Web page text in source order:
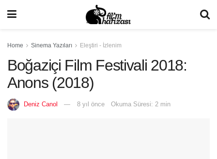
Home Sinema Yazıları Eleştiri - İzlenim
Boğaziçi Film Festivali 2018:
Anons (2018)
Deniz Canol 8 yıl önce Okuma Süresi: 2 min